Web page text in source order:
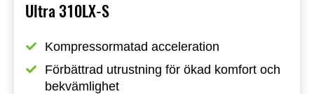
Ultra 310LX-S
Kompressormatad acceleration
Förbättrad utrustning för ökad komfort och
bekvämlighet